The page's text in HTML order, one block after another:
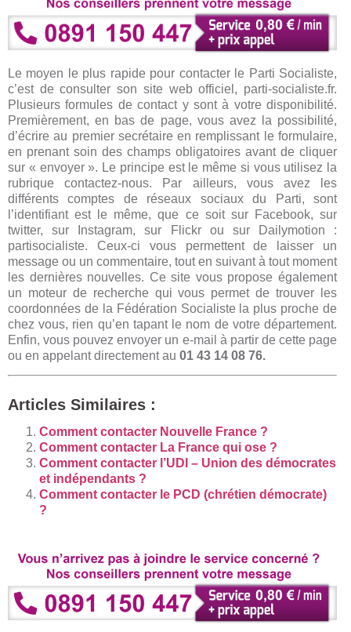
Le moyen le plus rapide pour contacter le Parti Socialiste,
c’est de consulter son site web officiel, parti-socialiste.fr.
Plusieurs formules de contact y sont à votre disponibilité.
Premièrement, en bas de page, vous avez la possibilité,
d’écrire au premier secrétaire en remplissant le formulaire,
en prenant soin des champs obligatoires avant de cliquer
sur « envoyer ». Le principe est le même si vous utilisez la
rubrique contactez-nous. Par ailleurs, vous avez les
différents comptes de réseaux sociaux du Parti, sont
l’identifiant est le même, que ce soit sur Facebook, sur
twitter, sur Instagram, sur Flickr ou sur Dailymotion :
partisocialiste. Ceux-ci vous permettent de laisser un
message ou un commentaire, tout en suivant à tout moment
les dernières nouvelles. Ce site vous propose également
un moteur de recherche qui vous permet de trouver les
coordonnées de la Fédération Socialiste la plus proche de
chez vous, rien qu’en tapant le nom de votre département.
Enfin, vous pouvez envoyer un e-mail à partir de cette page
ou en appelant directement au 01 43 14 08 76.
Articles Similaires :
Comment contacter Nouvelle France ?
Comment contacter La France qui ose ?
Comment contacter l’UDI – Union des démocrates
et indépendants ?
Comment contacter le PCD (chrétien démocrate)
?